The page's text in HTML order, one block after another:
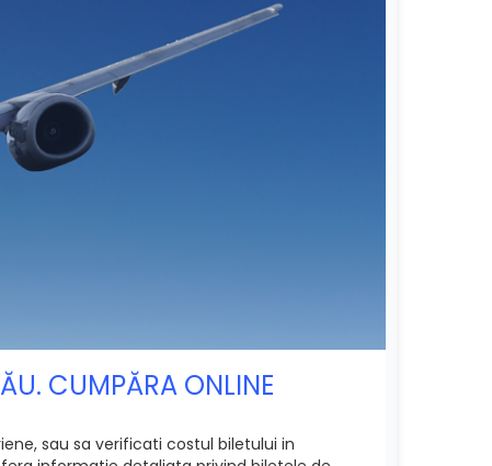
CUMPĂRA ONLINE
sau sa verificati costul biletului in